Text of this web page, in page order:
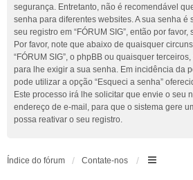
segurança. Entretanto, não é recomendável
senha para diferentes websites. A sua senha é
seu registro em “FÓRUM SIG”, então por
Por favor, note que abaixo de quaisquer
“FÓRUM SIG”, o phpBB ou quaisquer
para lhe exigir a sua senha. Em incidência da
pode utilizar a opção “Esqueci a senha”
Este processo irá lhe solicitar que envie o seu
endereço de e-mail, para que o sistema gere
possa reativar o seu registro.
Índice do fórum Contate-nos